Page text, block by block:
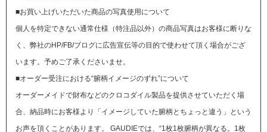
■お買い上げいただいた商品の写真使用について
個人を特定できない通常仕様（特注品以外）の商品写真はお客様に断りな
く、弊社のHP/FB/ブログに広告宣伝等の目的で使わせて頂く場合がござ
います。予めご了承くださいませ。
■オーダー受注における“腑柄イメージのずれ”について
オーダーメイドで財布などのクロコダイル製品を提供させていただく場
合、納品時にお客様より「イメージしていた腑柄とちょっと違う」という
お声を頂くことがあります。
GAUDIEでは、“1枚1枚腑柄が異なる。1枚